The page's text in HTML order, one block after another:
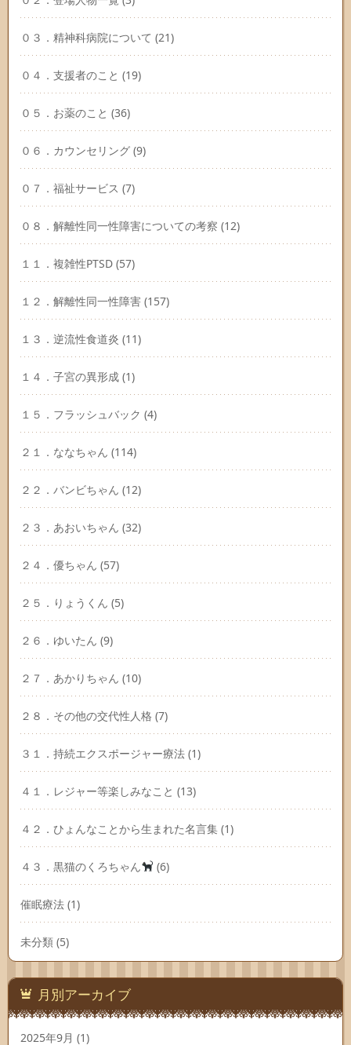
０３．精神科病院について (21)
０４．支援者のこと (19)
０５．お薬のこと (36)
０６．カウンセリング (9)
０７．福祉サービス (7)
０８．解離性同一性障害についての考察 (12)
１１．複雑性PTSD (57)
１２．解離性同一性障害 (157)
１３．逆流性食道炎 (11)
１４．子宮の異形成 (1)
１５．フラッシュバック (4)
２１．ななちゃん (114)
２２．バンビちゃん (12)
２３．あおいちゃん (32)
２４．優ちゃん (57)
２５．りょうくん (5)
２６．ゆいたん (9)
２７．あかりちゃん (10)
２８．その他の交代性人格 (7)
３１．持続エクスポージャー療法 (1)
４１．レジャー等楽しみなこと (13)
４２．ひょんなことから生まれた名言集 (1)
４３．黒猫のくろちゃん (6)
催眠療法 (1)
未分類 (5)
月別アーカイブ
2025年9月 (1)